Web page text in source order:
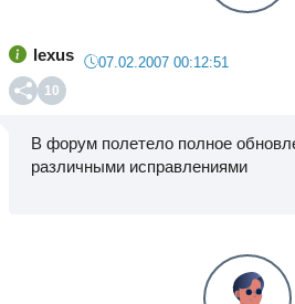
lexus 07.02.2007 00:12:51
10
В форум полетело полное
различными исправлениями